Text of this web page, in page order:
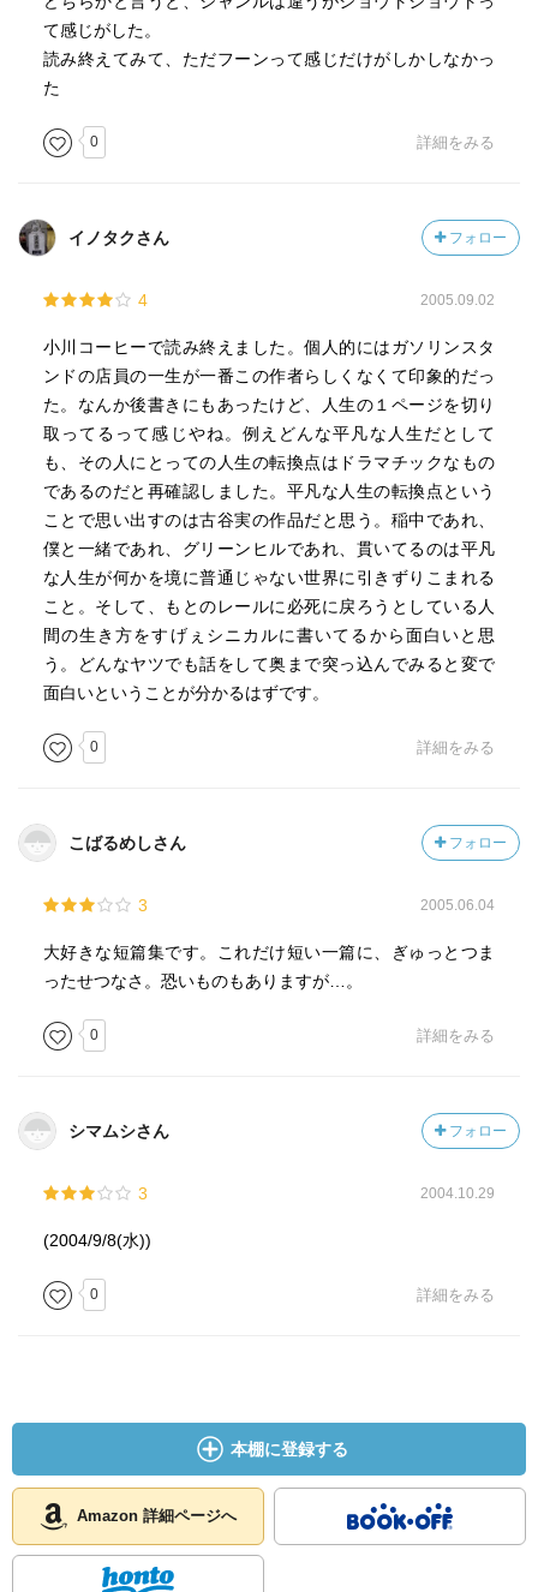
て感じがした。
読み終えてみて、ただフーンって感じだけがしかしなかっ
た
0 詳細をみる
イノタクさん フォロー
4 2005.09.02
小川コーヒーで読み終えました。個人的にはガソリンスタ
ンドの店員の一生が一番この作者らしくなくて印象的だっ
た。なんか後書きにもあったけど、人生の１ページを切り
取ってるって感じやね。例えどんな平凡な人生だとして
も、その人にとっての人生の転換点はドラマチックなもの
であるのだと再確認しました。平凡な人生の転換点という
ことで思い出すのは古谷実の作品だと思う。稲中であれ、
僕と一緒であれ、グリーンヒルであれ、貫いてるのは平凡
な人生が何かを境に普通じゃない世界に引きずりこまれる
こと。そして、もとのレールに必死に戻ろうとしている人
間の生き方をすげぇシニカルに書いてるから面白いと思
う。どんなヤツでも話をして奥まで突っ込んでみると変で
面白いということが分かるはずです。
0 詳細をみる
こばるめしさん フォロー
3 2005.06.04
大好きな短篇集です。これだけ短い一篇に、ぎゅっとつま
ったせつなさ。恐いものもありますが…。
0 詳細をみる
シマムシさん フォロー
3 2004.10.29
(2004/9/8(水))
0 詳細をみる
本棚に登録する
Amazon 詳細ページへ